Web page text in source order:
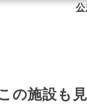
の施設も